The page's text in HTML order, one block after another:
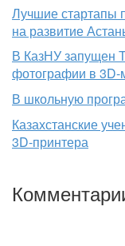
Лучшие стартапы
на развитие
В КазНУ запущен
фотографии в 3D-
В школьную
Казахстанские
3D-принтера